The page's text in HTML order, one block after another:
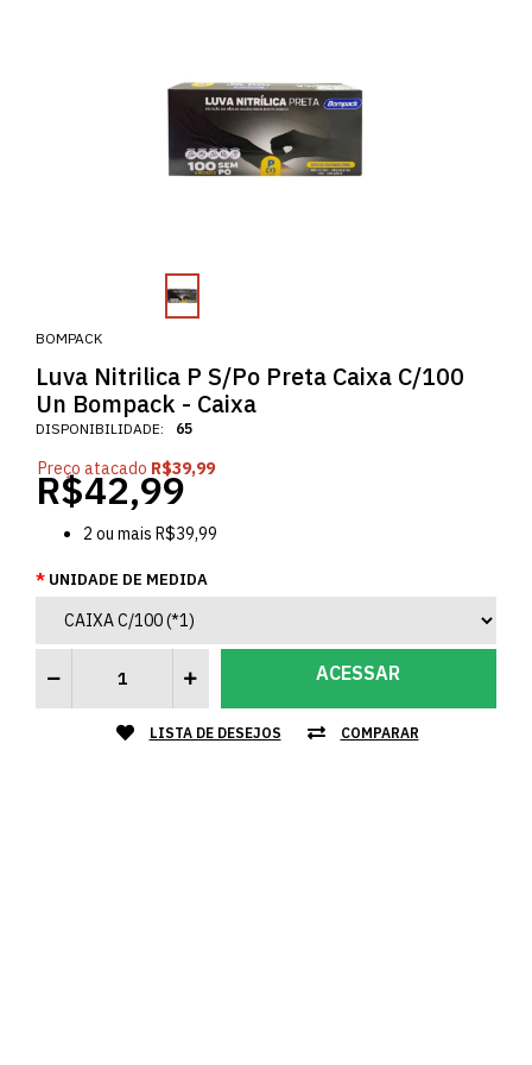
BOMPACK
Luva Nitrilica P S/Po Preta Caixa C/100
Un Bompack - Caixa
DISPONIBILIDADE: 65
Preço atacado R$39,99
R$42,99
2 ou mais R$39,99
UNIDADE DE MEDIDA
ACESSAR
LISTA DE DESEJOS COMPARAR